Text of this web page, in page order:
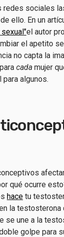
sociales
ello. En un
el autor
el apetito
no capta la
cada mujer
algunos.
qué ocurre
hace tu
la testosterona
se une a la
golpe para